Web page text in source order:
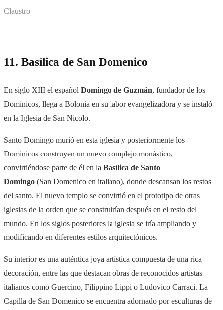
Claustro
11. Basílica de San Domenico
En siglo XIII el español Domingo de Guzmán, fundador de los
Dominicos, llega a Bolonia en su labor evangelizadora y se instaló
en la Iglesia de San Nicolo.
Santo Domingo murió en esta iglesia y posteriormente los
Dominicos construyen un nuevo complejo monástico,
convirtiéndose parte de él en la Basílica de Santo
Domingo (San Domenico en italiano), donde descansan los restos
del santo. El nuevo templo se convirtió en el prototipo de otras
iglesias de la orden que se construirían después en el resto del
mundo. En los siglos posteriores la iglesia se iría ampliando y
modificando en diferentes estilos arquitectónicos.
Su interior es una auténtica joya artística compuesta de una rica
decoración, entre las que destacan obras de reconocidos artistas
italianos como Guercino, Filippino Lippi o Ludovico Carraci. La
Capilla de San Domenico se encuentra adornado por esculturas de